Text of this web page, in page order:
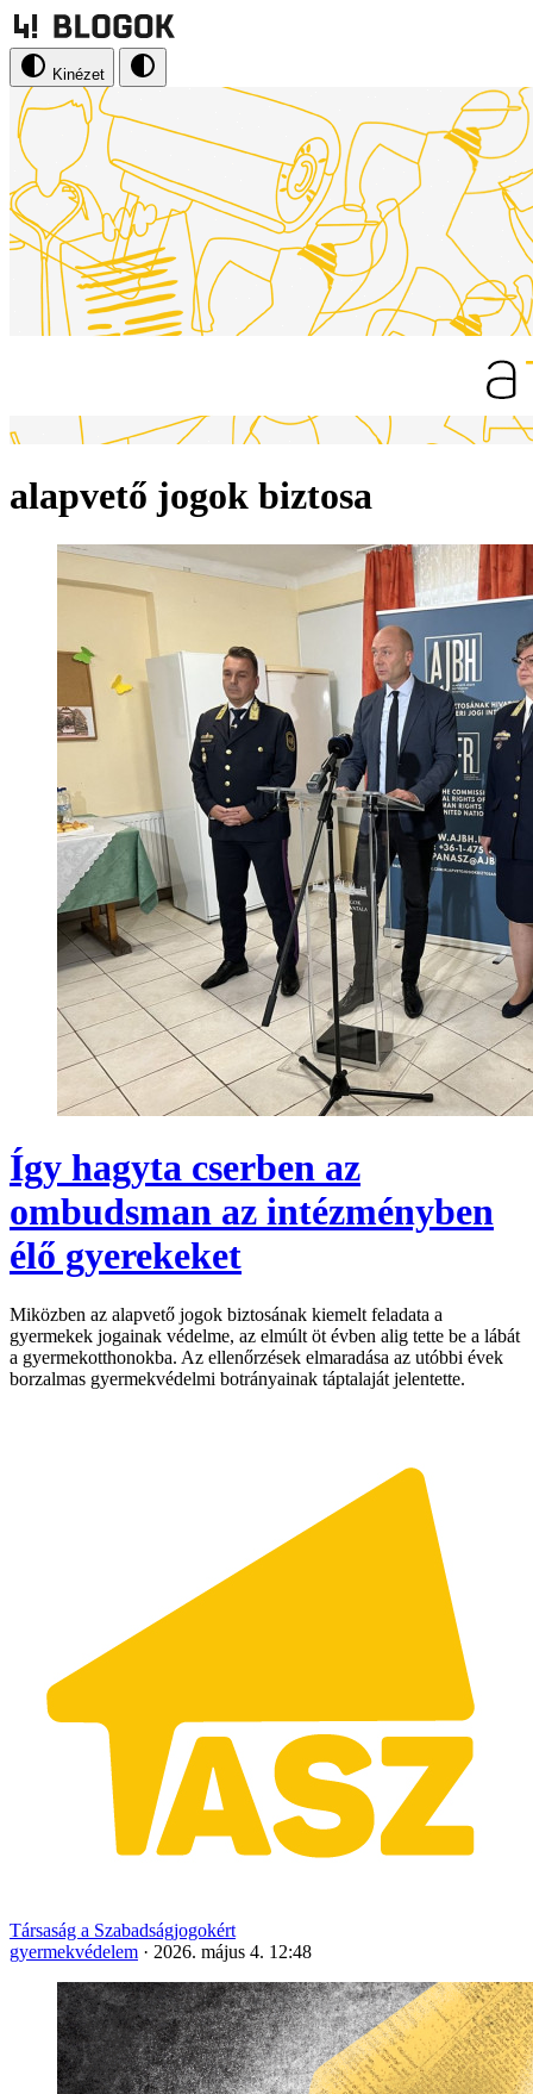
Kinézet
alapvető jogok biztosa
Így hagyta cserben az
ombudsman az intézményben
élő gyerekeket
Miközben az alapvető jogok biztosának kiemelt feladata a
gyermekek jogainak védelme, az elmúlt öt évben alig tette be a lábát
a gyermekotthonokba. Az ellenőrzések elmaradása az utóbbi évek
borzalmas gyermekvédelmi botrányainak táptalaját jelentette.
Társaság a Szabadságjogokért
gyermekvédelem · 2026. május 4. 12:48